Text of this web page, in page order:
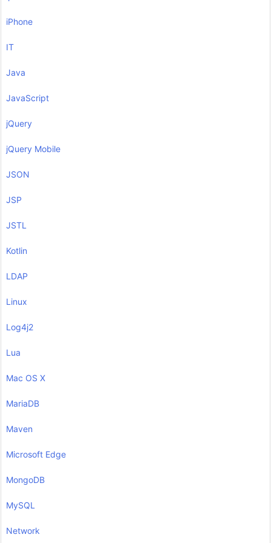
iPhone
IT
Java
JavaScript
jQuery
jQuery Mobile
JSON
JSP
JSTL
Kotlin
LDAP
Linux
Log4j2
Lua
Mac OS X
MariaDB
Maven
Microsoft Edge
MongoDB
MySQL
Network